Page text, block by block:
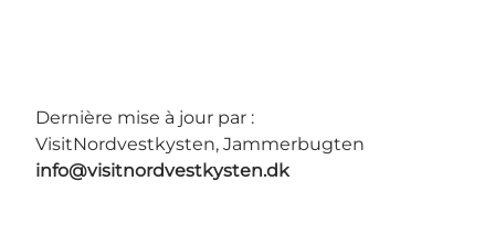
Dernière mise à jour par :
VisitNordvestkysten, Jammerbugten
info@visitnordvestkysten.dk